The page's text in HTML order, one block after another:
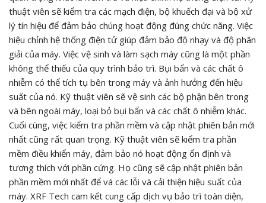
thuật viên sẽ kiểm tra các mạch điện, bộ khuếch đại và bộ xử
lý tín hiệu để đảm bảo chúng hoạt động đúng chức năng. Việc
hiệu chỉnh hệ thống điện tử giúp đảm bảo độ nhạy và độ phân
giải của máy. Việc vệ sinh và làm sạch máy cũng là một phần
không thể thiếu của quy trình bảo trì. Bụi bẩn và các chất ô
nhiễm có thể tích tụ bên trong máy và ảnh hưởng đến hiệu
suất của nó. Kỹ thuật viên sẽ vệ sinh các bộ phận bên trong
và bên ngoài máy, loại bỏ bụi bẩn và các chất ô nhiễm khác.
Cuối cùng, việc kiểm tra phần mềm và cập nhật phiên bản mới
nhất cũng rất quan trọng. Kỹ thuật viên sẽ kiểm tra phần
mềm điều khiển máy, đảm bảo nó hoạt động ổn định và
tương thích với phần cứng. Họ cũng sẽ cập nhật phiên bản
phần mềm mới nhất để vá các lỗi và cải thiện hiệu suất của
máy. XRF Tech cam kết cung cấp dịch vụ bảo trì toàn diện,